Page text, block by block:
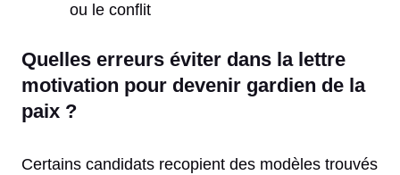
ou le conflit
Quelles erreurs éviter dans la lettre
motivation pour devenir gardien de la
paix ?
Certains candidats recopient des modèles trouvés